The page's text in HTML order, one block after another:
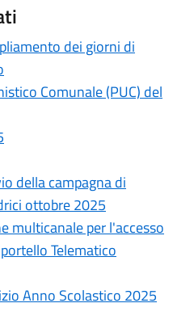
dei giorni di
Comunale (PUC) del
della campagna di
ottobre 2025
multicanale per l'accesso
Telematico
Anno Scolastico 2025